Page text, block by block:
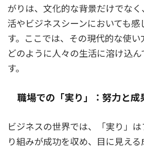
がりは、文化的な背景だけでな
活やビジネスシーンにおいても感
す。ここでは、その現代的な使
どのように人々の生活に溶け込
す。
職場での「実り」：努力と成
ビジネスの世界では、「実り」
り組みが成功を収め、目に見え